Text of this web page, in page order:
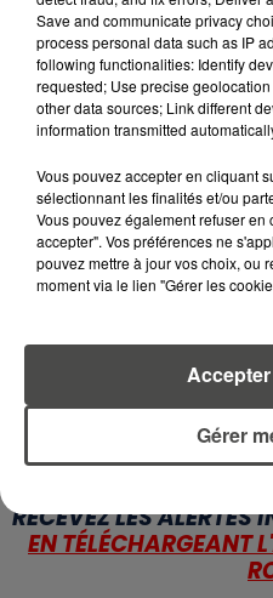
6 août 2026
5 août 2026
MANGER
PLUS
ALERTE
5 août 2026
QUELLES
RECEVEZ LES
EN TÉLÉCHARGEANT
Save and communicate privacy
process personal data such as IP
following functionalities: Identify
requested; Use precise
other data sources; Link different
information transmitted
Vous pouvez accepter en cliquant
sélectionnant les finalités et/ou
Vous pouvez également refuser
accepter". Vos préférences ne
pouvez mettre à jour vos choix, ou
moment via le lien "Gérer les
Gérer